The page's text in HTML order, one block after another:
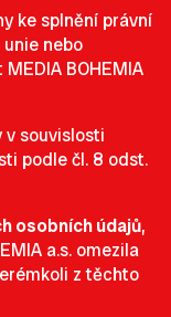
ke splnění právní
nebo
BOHEMIA
v souvislosti
podle čl. 8 odst.
osobních údajů,
a.s. omezila
z těchto